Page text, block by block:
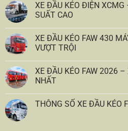
XE ĐẦU KÉO ĐIỆN
SUẤT CAO
XE ĐẦU KÉO FAW 430
VƯỢT TRỘI
XE ĐẦU KÉO FAW 2026
NHẤT
THÔNG SỐ XE ĐẦU KÉO